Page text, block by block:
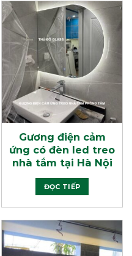
Gương điện cảm
ứng có đèn led treo
nhà tắm tại Hà Nội
ĐỌC TIẾP